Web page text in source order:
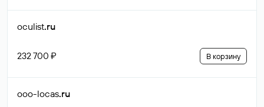
oculist.ru
232 700 ₽ В корзину
ooo-locas.ru